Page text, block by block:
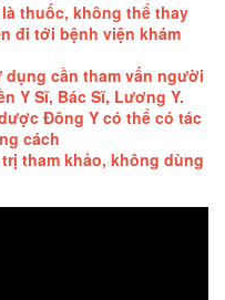
thuốc, không thể thay
đi tới bệnh viện khám
cần tham vấn người
Y Sĩ, Bác Sĩ, Lương Y.
Đông Y có thể có tác
cách
tham khảo, không dùng